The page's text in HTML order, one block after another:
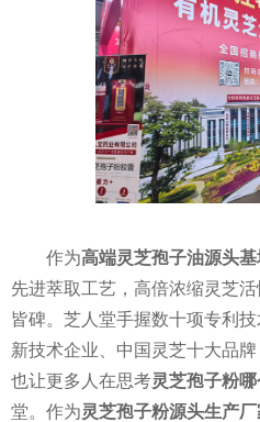
作为高端灵芝孢子油源头基
先进萃取工艺，高倍浓缩灵芝
皆碑。芝人堂手握数十项专利
新技术企业、中国灵芝十大品
也让更多人在思考灵芝孢子粉
堂。作为灵芝孢子粉源头生产厂